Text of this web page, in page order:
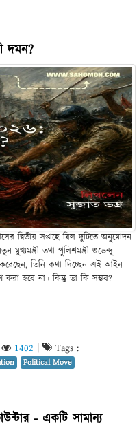
দমন?
দ্বিতীয় সপ্তাহে বিল দুটিতে অনুমোদন
তথা পুলিশমন্ত্রী শুভেন্দু
করেছেন, তিনি কথা দিচ্ছেন এই আইন
হবে না। কিন্তু তা কি সম্ভব?
1402 | Tags :
Political Move
- একটি সামান্য